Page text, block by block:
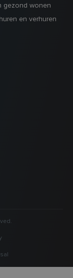
gezond wonen
en verhuren